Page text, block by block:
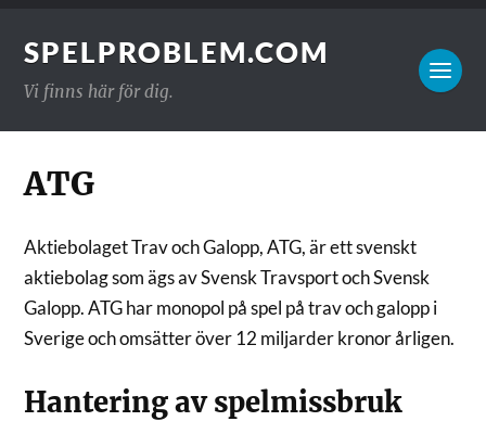
SPELPROBLEM.COM
Vi finns här för dig.
ATG
Aktiebolaget Trav och Galopp, ATG, är ett svenskt
aktiebolag som ägs av Svensk Travsport och Svensk
Galopp. ATG har monopol på spel på trav och galopp i
Sverige och omsätter över 12 miljarder kronor årligen.
Hantering av spelmissbruk